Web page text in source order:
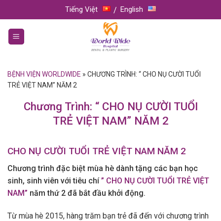
to
content
Tiếng Việt English
BỆNH VIỆN WORLDWIDE » CHƯƠNG TRÌNH: “ CHO NỤ CƯỜI TUỔI
TRẺ VIỆT NAM” NĂM 2
Chương Trình: “ CHO NỤ CƯỜI TUỔI
TRẺ VIỆT NAM” NĂM 2
CHO NỤ CƯỜI TUỔI TRẺ VIỆT NAM NĂM 2
Chương trình đặc biệt mùa hè dành tặng các bạn học
sinh, sinh viên với tiêu chí” CHO NỤ CƯỜI TUỔI TRẺ VIỆT
NAM” năm thứ 2 đã bắt đầu khởi động.
Từ mùa hè 2015, hàng trăm bạn trẻ đã đến với chương trình